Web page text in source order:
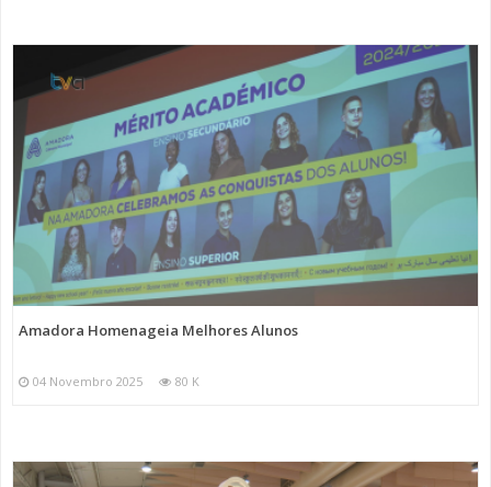
Amadora Homenageia Melhores Alunos
04 Novembro 2025 80 K